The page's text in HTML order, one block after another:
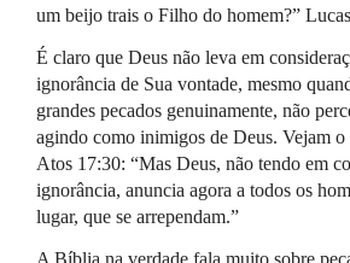
um beijo trais o Filho do homem?”
É claro que Deus não leva em
ignorância de Sua vontade, mesmo
grandes pecados genuinamente, não
agindo como inimigos de Deus. Vejam o
Atos 17:30: “Mas Deus, não tendo em
ignorância, anuncia agora a todos os
lugar, que se arrependam.”
A Bíblia na verdade fala muito sobre